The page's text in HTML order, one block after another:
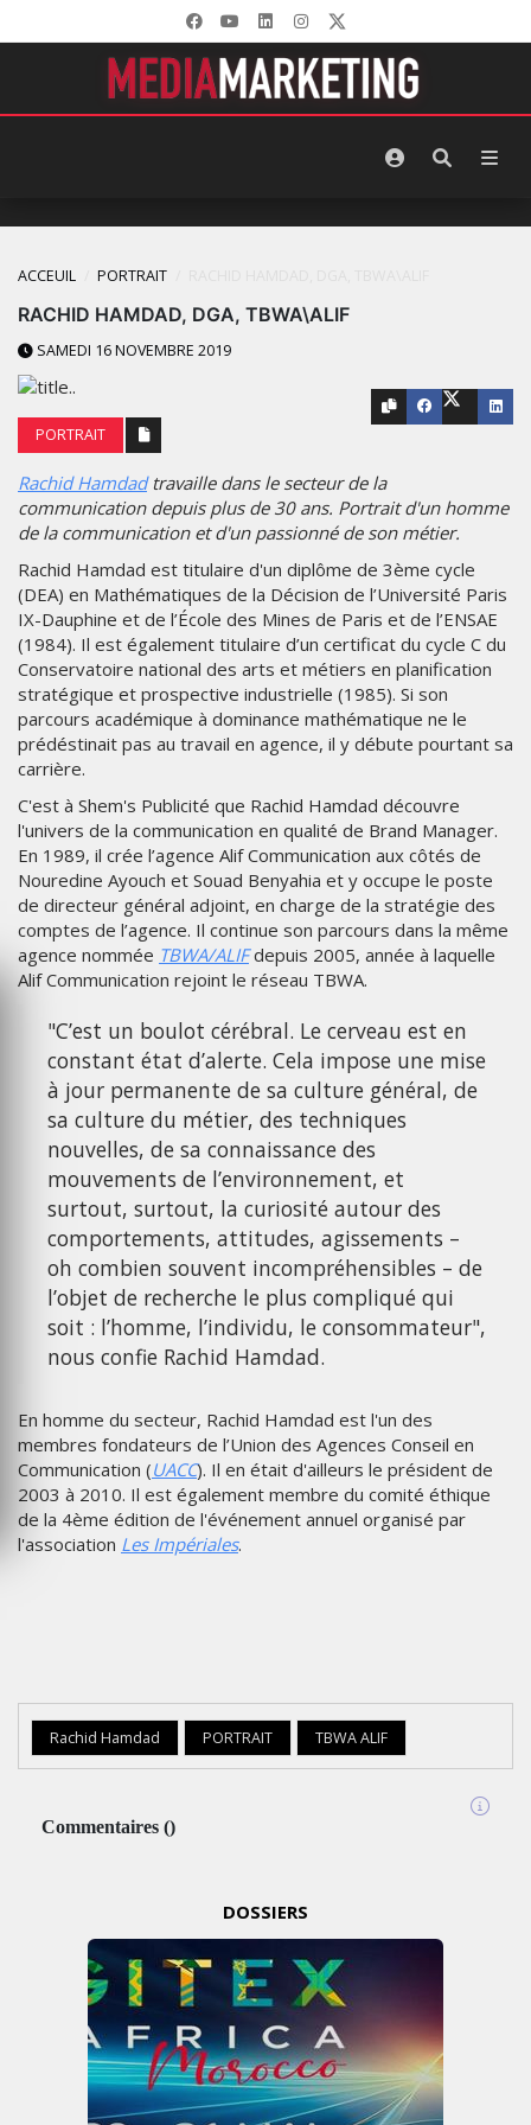
ACCEUIL PORTRAIT
RACHID HAMDAD, DGA, TBWA\ALIF
SAMEDI 16 NOVEMBRE 2019
PORTRAIT
Rachid Hamdadtravaille dans le secteur de la
communication depuis plus de 30 ans. Portrait d'un homme
de la communication et d'un passionné de son métier.
Rachid Hamdad est titulaire d'un diplôme de 3ème cycle
(DEA) en Mathématiques de la Décision de l’Université Paris
IX-Dauphine et de l’École des Mines de Paris et de l’ENSAE
(1984). Il est également titulaire d’un certificat du cycle C du
Conservatoire national des arts et métiers en planification
stratégique et prospective industrielle (1985). Si son
parcours académique à dominance mathématique ne le
prédéstinait pas au travail en agence, il y débute pourtant sa
carrière.
C'est à Shem's Publicité que Rachid Hamdad découvre
l'univers de la communication en qualité de Brand Manager.
En 1989, il crée l’agence Alif Communication aux côtés de
Nouredine Ayouch et Souad Benyahia et y occupe le poste
de directeur général adjoint, en charge de la stratégie des
comptes de l’agence. Il continue son parcours dans la même
agence nommée TBWA/ALIFdepuis 2005, année à laquelle
Alif Communication rejoint le réseau TBWA.
"C’est un boulot cérébral. Le cerveau est en
constant état d’alerte. Cela impose une mise
à jour permanente de sa culture général, de
sa culture du métier, des techniques
nouvelles, de sa connaissance des
mouvements de l’environnement, et
surtout, surtout, la curiosité autour des
comportements, attitudes, agissements –
oh combien souvent incompréhensibles – de
l’objet de recherche le plus compliqué qui
soit : l’homme, l’individu, le consommateur",
nous confie Rachid Hamdad.
En homme du secteur, Rachid Hamdad est l'un des
membres fondateurs de l’Union des Agences Conseil en
Communication (UACC). Il en était d'ailleurs le président de
2003 à 2010. Il est également membre du comité éthique
de la 4ème édition de l'événement annuel organisé par
l'association Les Impériales.
Rachid Hamdad PORTRAIT TBWA ALIF
Commentaires ()
DOSSIERS
EMIRATES
CÉLÈBRE
L’IDENTITÉ
DES
ÉMIRATS
AVEC
UNE
LIVRÉE